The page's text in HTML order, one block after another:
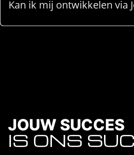
Kan ik mij ontwikkelen via
JOUW SUCCES
IS ONS